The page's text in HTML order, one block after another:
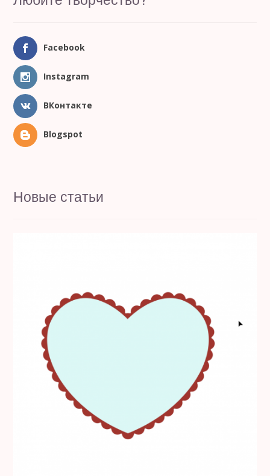
Facebook
Instagram
ВКонтакте
Blogspot
Новые статьи